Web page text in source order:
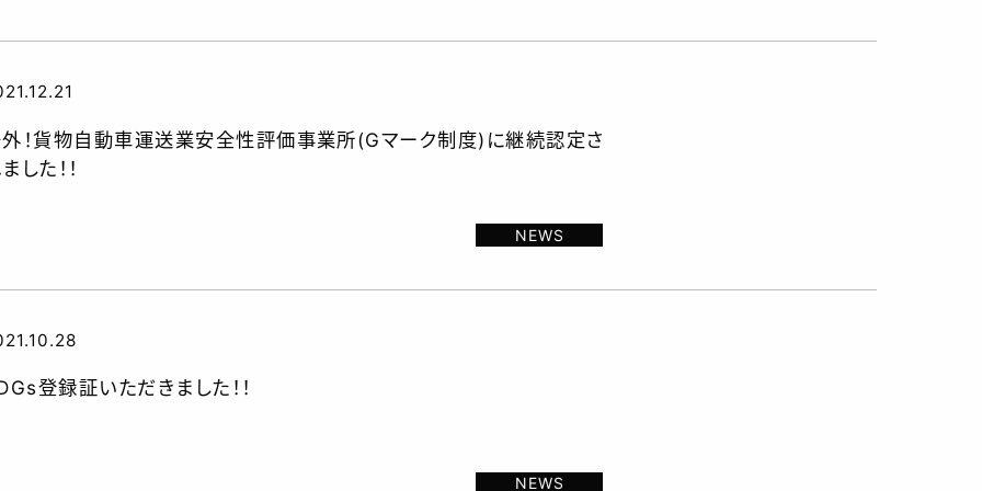
NEWS
！貨物自動車運送業安全性評価事業所(Gマーク制度)に継続認定さ
した！！
NEWS
登録証いただきました！！